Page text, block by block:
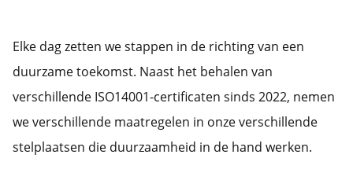
Elke dag zetten we stappen in de richting van een
duurzame toekomst. Naast het behalen van
verschillende ISO14001-certificaten sinds 2022, nemen
we verschillende maatregelen in onze verschillende
stelplaatsen die duurzaamheid in de hand werken.